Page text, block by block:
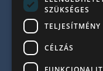
SZÜKSÉGES
TELJESÍTMÉNY
CÉLZÁS